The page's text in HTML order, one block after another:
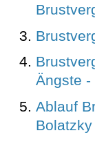
Ängste -
Ablauf
Bolatzky